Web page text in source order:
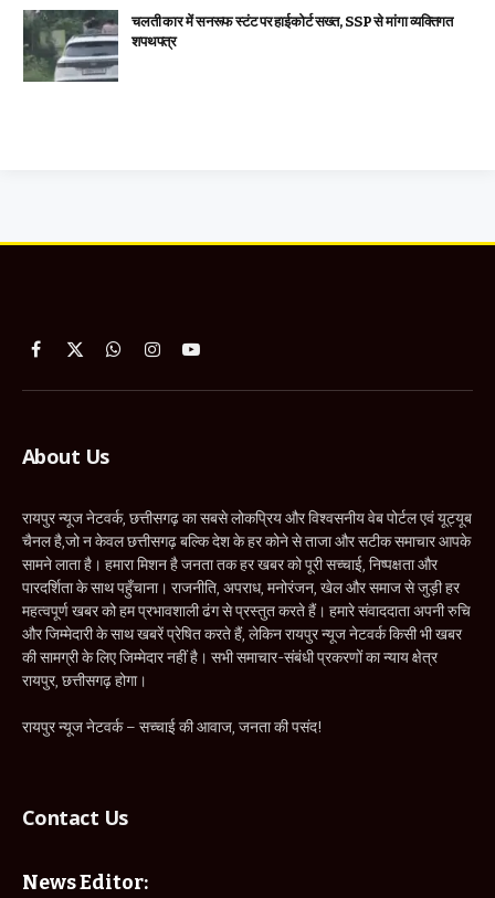
चलती कार में सनरूफ स्टंट पर हाईकोर्ट सख्त, SSP से मांगा व्यक्तिगत
शपथपत्र
Facebook
X
WhatsApp
InstagramYouTube
About Us
रायपुर न्यूज नेटवर्क, छत्तीसगढ़ का सबसे लोकप्रिय और विश्वसनीय वेब पोर्टल एवं यूट्यूब
चैनल है,जो न केवल छत्तीसगढ़ बल्कि देश के हर कोने से ताजा और सटीक समाचार आपके
सामने लाता है। हमारा मिशन है जनता तक हर खबर को पूरी सच्चाई, निष्पक्षता और
पारदर्शिता के साथ पहुँचाना। राजनीति, अपराध, मनोरंजन, खेल और समाज से जुड़ी हर
महत्वपूर्ण खबर को हम प्रभावशाली ढंग से प्रस्तुत करते हैं। हमारे संवाददाता अपनी रुचि
और जिम्मेदारी के साथ खबरें प्रेषित करते हैं, लेकिन रायपुर न्यूज नेटवर्क किसी भी खबर
की सामग्री के लिए जिम्मेदार नहीं है। सभी समाचार-संबंधी प्रकरणों का न्याय क्षेत्र
रायपुर, छत्तीसगढ़ होगा।
रायपुर न्यूज नेटवर्क – सच्चाई की आवाज, जनता की पसंद!
Contact Us
News Editor: